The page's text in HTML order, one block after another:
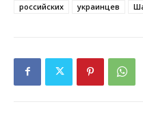
российских
украинцев